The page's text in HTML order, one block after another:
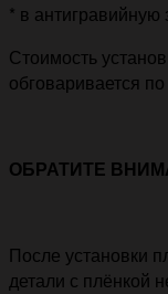
* в
Стоимость
обговаривается
ОБРАТИТЕ
После установки
детали с плёнкой